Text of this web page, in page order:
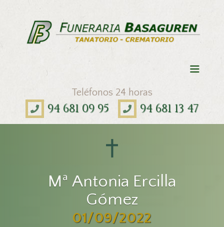
Teléfonos 24 horas
94 681 09 95 94 681 13 47
Mª Antonia Ercilla
Gómez
01/09/2022